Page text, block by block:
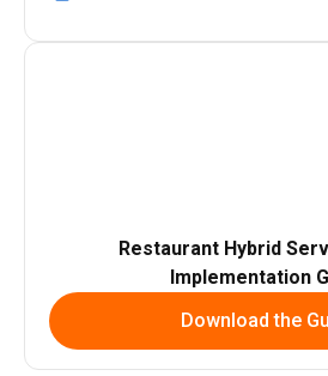
Restaurant Hybrid
Implementation
Download the